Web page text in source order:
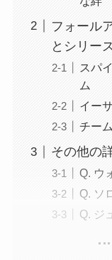
フォール
とシリー
スパ
ム
イー
チー
その他の
Q. ウ
Q. ソ
Q. ジ